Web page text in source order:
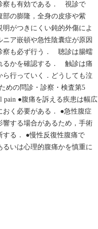
察も有効である． 視診で
部の膨隆，全身の皮疹や紫
がつきにくい鈍的外傷によ
ア嵌頓や急性陰囊症が原因
察も必ず行う． 聴診は腸蠕
るかを確認する． 触診は痛
行っていく．どうしても泣
めの問診・診察・検査第5
●腹痛を訴える疾患は幅広
おく必要がある． ●急性腹症
する場合があるため，手術
する． ●慢性反復性腹痛で
いは心理的腹痛かを慎重に